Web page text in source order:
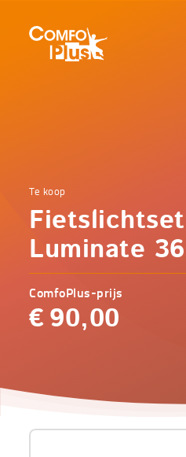
Home
Veilig
onderweg
Fietslichtset
360
Comfoplus
-
Te koop
Luminate
ComfoPlus-prijs
€ 90,00
navigatieComfoPlus
Product